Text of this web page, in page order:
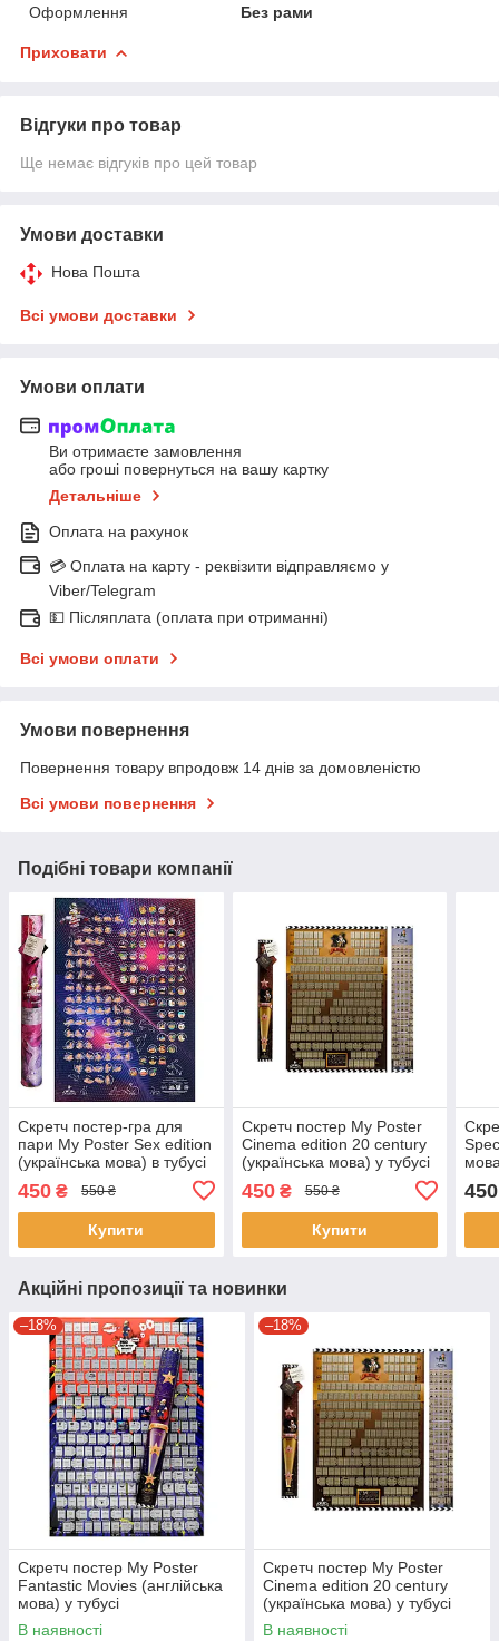
Оформлення Без рами
Приховати
Відгуки про товар
Ще немає відгуків про цей товар
Умови доставки
Нова Пошта
Всі умови доставки
Умови оплати
Ви отримаєте замовлення
або гроші повернуться на вашу картку
Детальніше
Оплата на рахунок
💳 Оплата на карту - реквізити відправляємо у
Viber/Telegram
💵 Післяплата (оплата при отриманні)
Всі умови оплати
Умови повернення
Повернення товару впродовж 14 днів за домовленістю
Всі умови повернення
Подібні товари компанії
Скретч постер-гра для
пари My Poster Sex edition
(українська мова) в тубусі
450 ₴ 550 ₴
Купити
Скретч постер My Poster
Cinema edition 20 century
(українська мова) у тубусі
450₴ 550 ₴
Купити
450
Акційні пропозиції та новинки
–18%
Скретч постер My Poster
Fantastic Movies (англійська
мова) у тубусі
В наявності
–18%
Скретч постер My Poster
Cinema edition 20 century
(українська мова) у тубусі
В наявності